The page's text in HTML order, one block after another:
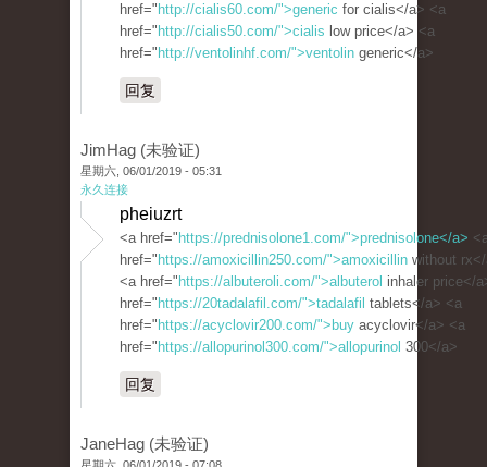
href=" http://cialis60.com/">generic for cialis</a> <a
href=" http://cialis50.com/">cialis low price</a> <a
href=" http://ventolinhf.com/">ventolin generic</a>
回复
JimHag (未验证)
星期六, 06/01/2019 - 05:31
永久连接
pheiuzrt
<a href=" https://prednisolone1.com/">prednisolone</a>
href=" https://amoxicillin250.com/">amoxicillin without
<a href=" https://albuteroli.com/">albuterol inhaler price</
href=" https://20tadalafil.com/">tadalafil tablets</a> <a
href=" https://acyclovir200.com/">buy acyclovir</a> <a
href=" https://allopurinol300.com/">allopurinol 300</a>
回复
JaneHag (未验证)